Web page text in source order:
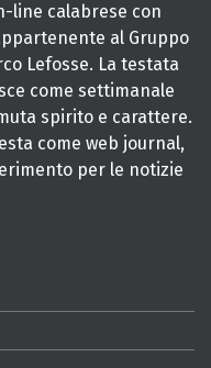
line calabrese con
al Gruppo
Lefosse. La testata
come settimanale
spirito e carattere.
come web journal,
per le notizie